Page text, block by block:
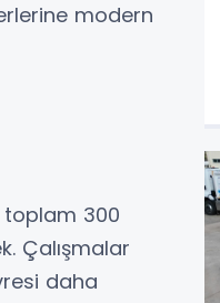
modern
toplam 300
Çalışmalar
daha